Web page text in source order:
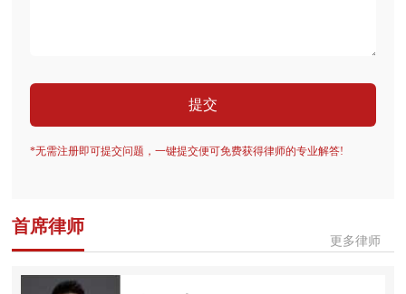
提交
*无需注册即可提交问题，一键提交便可免费获得律师的专业解答!
首席律师
更多律师